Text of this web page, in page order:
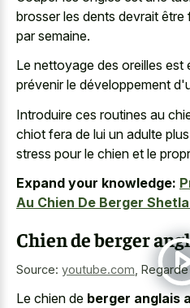
brosser les dents devrait
par semaine.
Le nettoyage des oreilles est
prévenir le développement
Introduire ces routines au
chiot fera de lui un adulte
stress pour le chien et le
Expand your knowledge:
Au Chien De Berger
Chien de berger
Source: youtube.com
Le chien de berger anglais